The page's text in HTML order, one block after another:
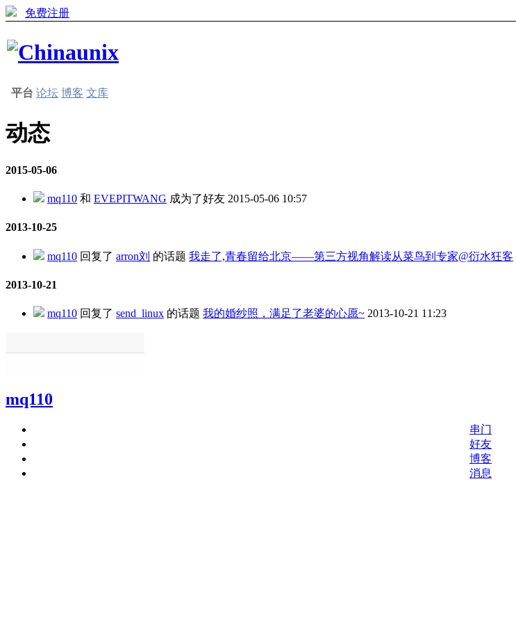
免费注册
平台 论坛 博客 文库
动态
2015-05-06
mq110 和 EVEPITWANG 成为了好友 2015-05-06 10:57
2013-10-25
mq110 回复了 arron刘 的话题 我走了,青春留给北京——第三方视角解读从菜鸟到专家@衍水狂客
2013-10-21
mq110 回复了 send_linux 的话题 我的婚纱照，满足了老婆的心愿~ 2013-10-21 11:23
mq110
串门
好友
博客
消息